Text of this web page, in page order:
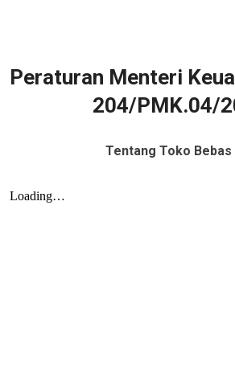
Peraturan Menteri
204/PMK.04/
Tentang Toko Bebas